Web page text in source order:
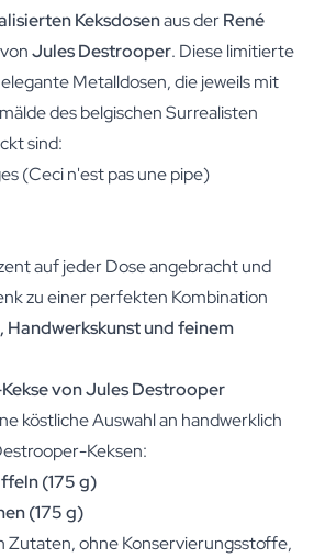
Keksdosenaus derRené
vonJules Destrooper. Diese limitierte
Metalldosen, die jeweils mit
des belgischen Surrealisten
sind:
(Ceci n'est pas une pipe)
auf jeder Dose angebracht und
zu einer perfekten Kombination
Handwerkskunst und feinem
von Jules Destrooper
köstliche Auswahl an handwerklich
Keksen:
(175 g)
(175 g)
Zutaten, ohne Konservierungsstoffe,